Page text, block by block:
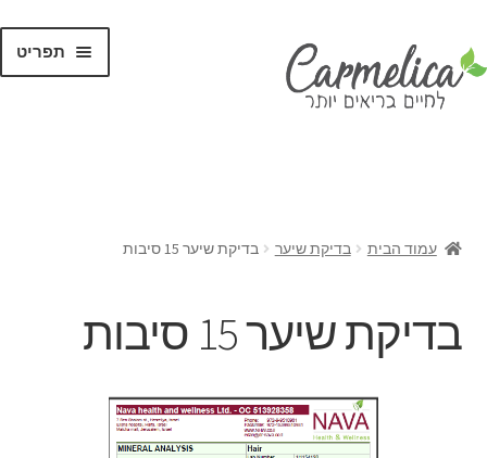
תפריט
עמוד הבית בדיקת שיער בדיקת שיער 15 סיבות
בדיקת שיער 15 סיבות